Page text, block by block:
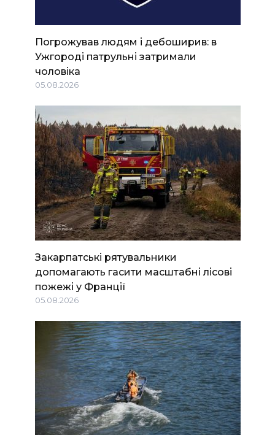
Погрожував людям і дебоширив: в
Ужгороді патрульні затримали
чоловіка
05.08.2026
Закарпатські рятувальники
допомагають гасити масштабні лісові
пожежі у Франції
05.08.2026